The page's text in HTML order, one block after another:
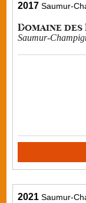
2017 Saumur-
Domaine des
Saumur-
2021 Saumur-